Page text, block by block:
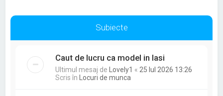
Subiecte
Caut de lucru ca model in Iasi
Ultimul mesaj deLovely1 « 25 Iul 2026 13:26
Scris înLocuri de munca